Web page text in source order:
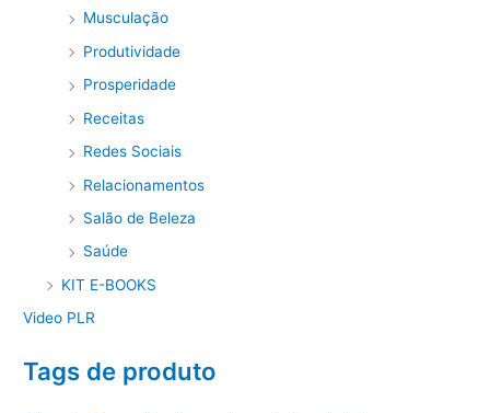
Musculação
Produtividade
Prosperidade
Receitas
Redes Sociais
Relacionamentos
Salão de Beleza
Saúde
KIT E-BOOKS
Video PLR
Tags de produto